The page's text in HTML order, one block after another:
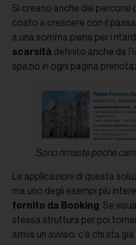
Si creano anche dei percorsi
costo a crescere con il
a una somma piena per i
scarsità definito anche da
spazio in ogni pagina
Sono rimaste poche
Le applicazioni di questa
ma uno degli esempi più
fornito da Booking. Se
stessa struttura per poi
arriva un avviso: c’è chi sta